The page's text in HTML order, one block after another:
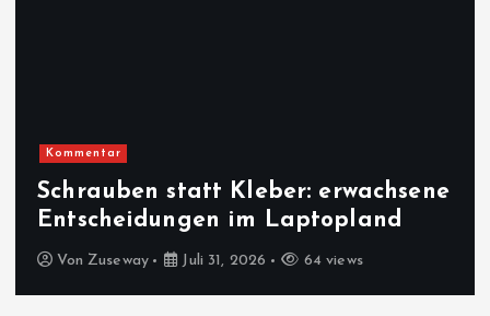
Kommentar
Schrauben statt Kleber: erwachsene
Entscheidungen im Laptopland
Von Zuseway Juli 31, 2026 64 views